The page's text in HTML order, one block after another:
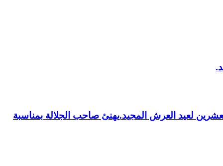
لعيد العرش المجيد.يهنئ صاحب الجلالة بمناسبة